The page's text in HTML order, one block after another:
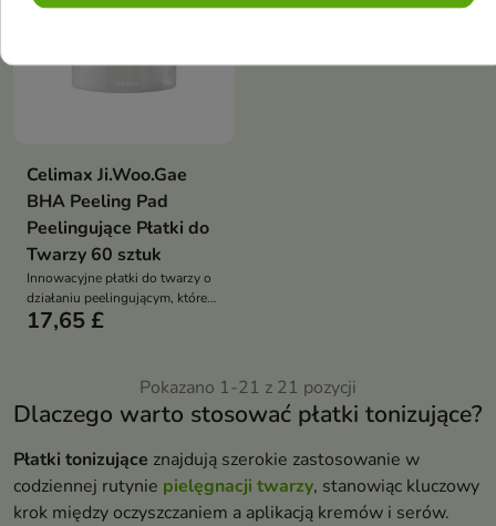
Celimax Ji.Woo.Gae
BHA Peeling Pad
Peelingujące Płatki do
Twarzy 60 sztuk
Innowacyjne płatki do twarzy o
działaniu peelingującym, które
zapewniają efektywne
17,65 £
Pokazano 1-21 z 21 pozycji
Dlaczego warto stosować płatki tonizujące?
Płatki tonizujące znajdują szerokie zastosowanie w
codziennej rutynie pielęgnacji twarzy, stanowiąc kluczowy
krok między oczyszczaniem a aplikacją kremów i serów.